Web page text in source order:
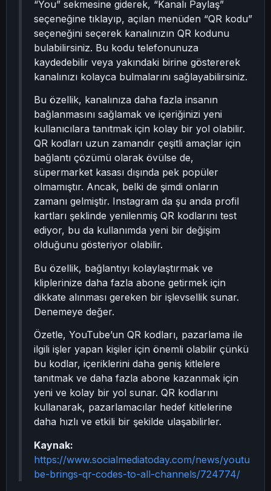
“You” sekmesine giderek, “Kanalı Paylaş”
seçeneğine tıklayıp, açılan menüden “QR kodu”
seçeneğini seçerek kanalınızın QR kodunu
bulabilirsiniz. Bu kodu telefonunuza
kaydedebilir veya yakındaki birine göstererek
kanalınızı kolayca bulmalarını sağlayabilirsiniz.
Bu özellik, kanalınıza daha fazla insanın
bağlanmasını sağlamak ve içeriğinizi yeni
kullanıcılara tanıtmak için kolay bir yol olabilir.
QR kodları uzun zamandır çeşitli amaçlar için
bağlantı çözümü olarak övülse de,
süpermarket kasası dışında pek popüler
olmamıştır. Ancak, belki de şimdi onların
zamanı gelmiştir. Instagram da şu anda profil
kartları şeklinde yenilenmiş QR kodlarını test
ediyor, bu da kullanımda yeni bir değişim
olduğunu gösteriyor olabilir.
Bu özellik, bağlantıyı kolaylaştırmak ve
kliplerinize daha fazla abone getirmek için
dikkate alınması gereken bir işlevsellik sunar.
Denemeye değer.
Özetle, YouTube’un QR kodları, pazarlama ile
ilgili işler yapan kişiler için önemli olabilir çünkü
bu kodlar, içeriklerini daha geniş kitlelere
tanıtmak ve daha fazla abone kazanmak için
yeni ve kolay bir yol sunar. QR kodlarını
kullanarak, pazarlamacılar hedef kitlelerine
daha hızlı ve etkili bir şekilde ulaşabilirler.
Kaynak:
https://www.socialmediatoday.com/news/youtu
be-brings-qr-codes-to-all-channels/724774/